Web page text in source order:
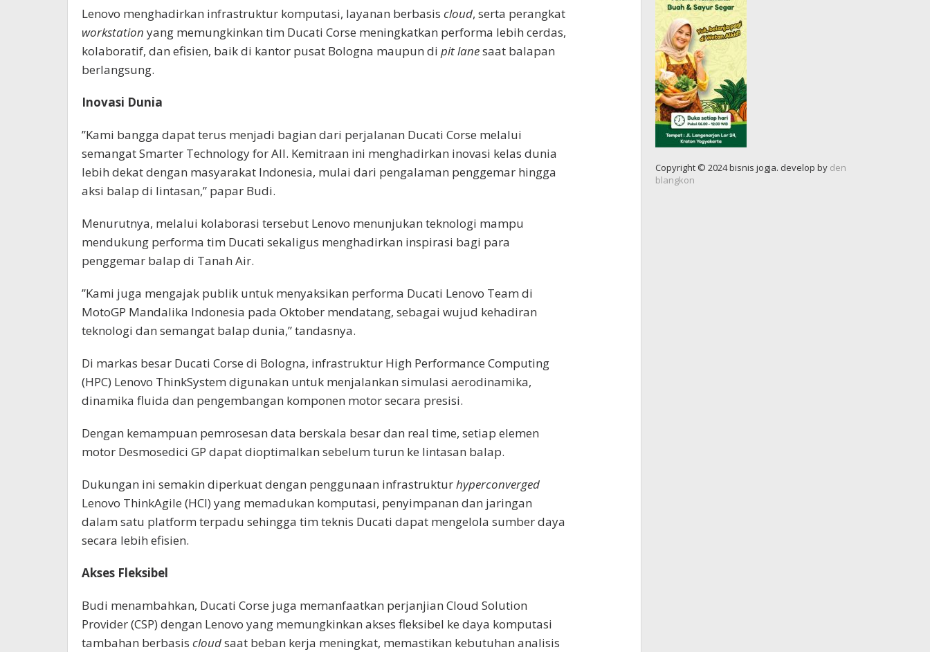
Lenovo menghadirkan infrastruktur komputasi, layanan berbasis cloud, serta perangkat
workstation yang memungkinkan tim Ducati Corse meningkatkan performa lebih cerdas,
kolaboratif, dan efisien, baik di kantor pusat Bologna maupun di pit lanesaat balapan
berlangsung.
Inovasi Dunia
”Kami bangga dapat terus menjadi bagian dari perjalanan Ducati Corse melalui
semangat Smarter Technology for All. Kemitraan ini menghadirkan inovasi kelas dunia
lebih dekat dengan masyarakat Indonesia, mulai dari pengalaman penggemar hingga
aksi balap di lintasan,” papar Budi.
Menurutnya, melalui kolaborasi tersebut Lenovo menunjukan teknologi mampu
mendukung performa tim Ducati sekaligus menghadirkan inspirasi bagi para
penggemar balap di Tanah Air.
”Kami juga mengajak publik untuk menyaksikan performa Ducati Lenovo Team di
MotoGP Mandalika Indonesia pada Oktober mendatang, sebagai wujud kehadiran
teknologi dan semangat balap dunia,” tandasnya.
Di markas besar Ducati Corse di Bologna, infrastruktur High Performance Computing
(HPC) Lenovo ThinkSystem digunakan untuk menjalankan simulasi aerodinamika,
dinamika fluida dan pengembangan komponen motor secara presisi.
Dengan kemampuan pemrosesan data berskala besar dan real time, setiap elemen
motor Desmosedici GP dapat dioptimalkan sebelum turun ke lintasan balap.
Dukungan ini semakin diperkuat dengan penggunaan infrastrukturhyperconverged
Lenovo ThinkAgile (HCI) yang memadukan komputasi, penyimpanan dan jaringan
dalam satu platform terpadu sehingga tim teknis Ducati dapat mengelola sumber daya
secara lebih efisien.
Akses Fleksibel
Budi menambahkan, Ducati Corse juga memanfaatkan perjanjian Cloud Solution
Provider (CSP) dengan Lenovo yang memungkinkan akses fleksibel ke daya komputasi
tambahan berbasis cloudsaat beban kerja meningkat, memastikan kebutuhan analisis
Copyright © 2024 bisnis jogja. develop by den
blangkon